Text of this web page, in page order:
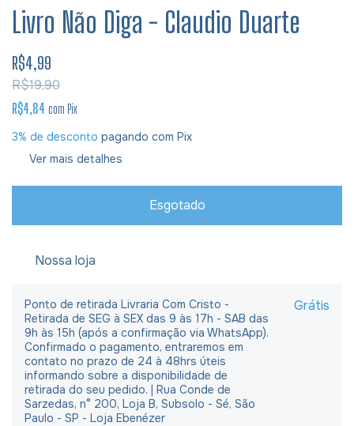
Livro Não Diga - Claudio Duarte
R$4,99
R$19,90
R$4,84 com Pix
3% de desconto pagando com Pix
Ver mais detalhes
Nossa loja
Ponto de retirada Livraria Com Cristo -
Retirada de SEG à SEX das 9 às 17h - SAB das
9h às 15h (após a confirmação via WhatsApp).
Confirmado o pagamento, entraremos em
contato no prazo de 24 à 48hrs úteis
informando sobre a disponibilidade de
retirada do seu pedido. | Rua Conde de
Sarzedas, n° 200, Loja B, Subsolo - Sé, São
Paulo - SP - Loja Ebenézer
Grátis